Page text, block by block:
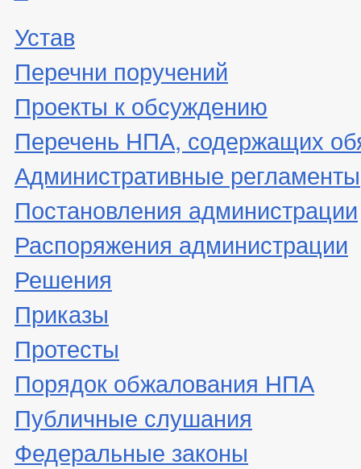
Устав
Перечни поручений
Проекты к обсуждению
Перечень НПА, содержащих
Административные регламенты
Постановления администрации
Распоряжения администрации
Решения
Приказы
Протесты
Порядок обжалования НПА
Публичные слушания
Федеральные законы